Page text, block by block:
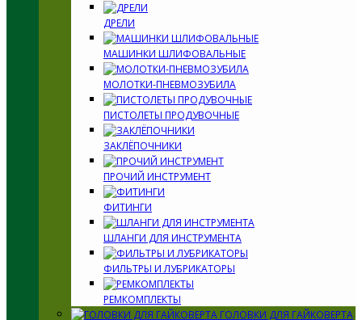
ДРЕЛИ
МАШИНКИ ШЛИФОВАЛЬНЫЕ
МОЛОТКИ-ПНЕВМОЗУБИЛА
ПИСТОЛЕТЫ ПРОДУВОЧНЫЕ
ЗАКЛЁПОЧНИКИ
ПРОЧИЙ ИНСТРУМЕНТ
ФИТИНГИ
ШЛАНГИ ДЛЯ ИНСТРУМЕНТА
ФИЛЬТРЫ И ЛУБРИКАТОРЫ
РЕМКОМПЛЕКТЫ
ГОЛОВКИ ДЛЯ ГАЙКОВЕРТА